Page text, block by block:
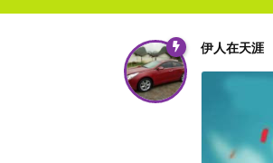
伊人在天涯